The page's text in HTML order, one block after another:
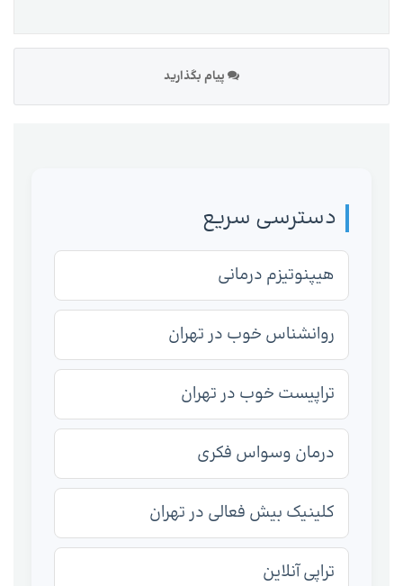
پیام بگذارید
دسترسی سریع
هیپنوتیزم درمانی
روانشناس خوب در تهران
تراپیست خوب در تهران
درمان وسواس فکری
کلینیک بیش فعالی در تهران
تراپی آنلاین